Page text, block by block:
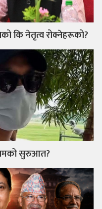
कि नेतृत्व रोक्नेहरूको?
सुरुआत?